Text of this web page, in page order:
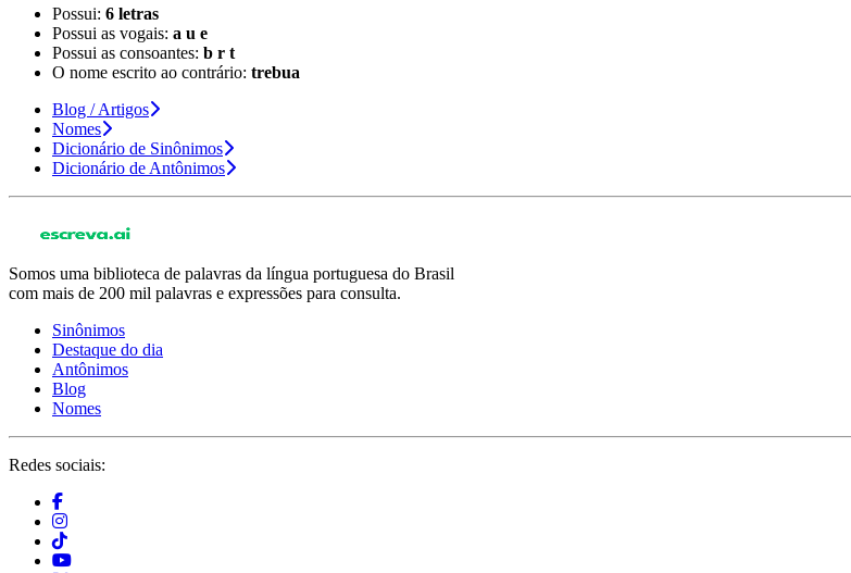
Possui: 6 letras
Possui as vogais: a u e
Possui as consoantes: b r t
O nome escrito ao contrário: trebua
Blog / Artigos
Nomes
Dicionário de Sinônimos
Dicionário de Antônimos
Somos uma biblioteca de palavras da língua portuguesa do Brasil
com mais de 200 mil palavras e expressões para consulta.
Sinônimos
Destaque do dia
Antônimos
Blog
Nomes
Redes sociais: